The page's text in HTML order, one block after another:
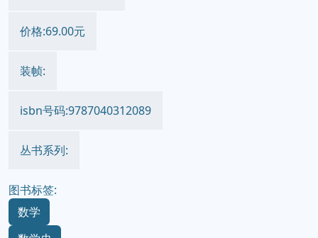
价格:69.00元
装帧:
isbn号码:9787040312089
丛书系列:
图书标签:
数学